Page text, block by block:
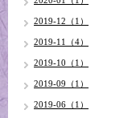
2019-12（1）
2019-11（4）
2019-10（1）
2019-09（1）
2019-06（1）